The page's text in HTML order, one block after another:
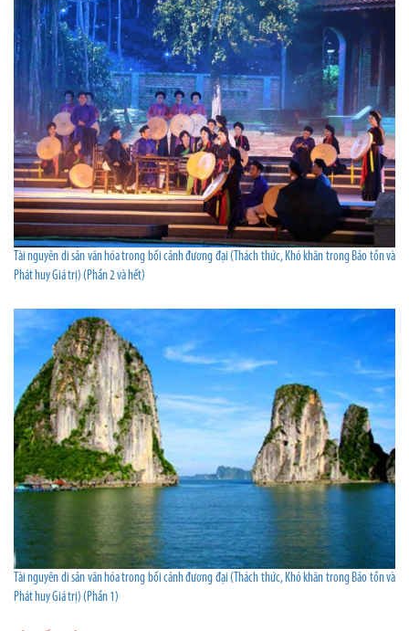
Tài nguyên di sản văn hóa trong bối cảnh đương đại (Thách thức, Khó khăn trong Bảo tồn và
Phát huy Giá trị) (Phần 2 và hết)
Tài nguyên di sản văn hóa trong bối cảnh đương đại (Thách thức, Khó khăn trong Bảo tồn và
Phát huy Giá trị) (Phần 1)